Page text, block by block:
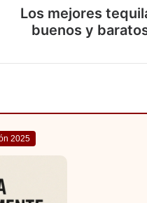
Los mejores
buenos y
2025